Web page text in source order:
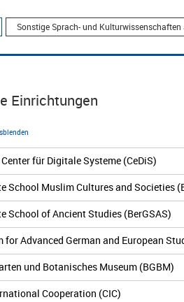
Sonstige Sprach- und Kulturwissenschaften
Einrichtungen
für Digitale Systeme (CeDiS)
School Muslim Cultures and Societies
School of Ancient Studies (BerGSAS)
for Advanced German and European
und Botanisches Museum (BGBM)
Cooperation (CIC)